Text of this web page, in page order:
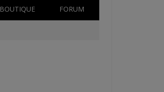
BOUTIQUE FORUM